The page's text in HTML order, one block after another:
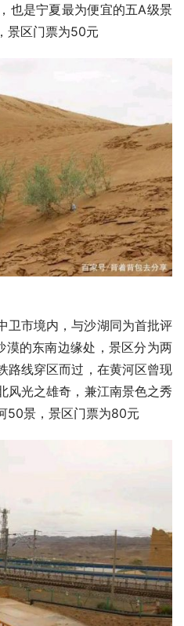
也是宁夏最为便宜的五A级景
景区门票为50元
卫市境内，与沙湖同为首批评
漠的东南边缘处，景区分为两
路线穿区而过，在黄河区曾现
风光之雄奇，兼江南景色之秀
50景， 景区门票为80元